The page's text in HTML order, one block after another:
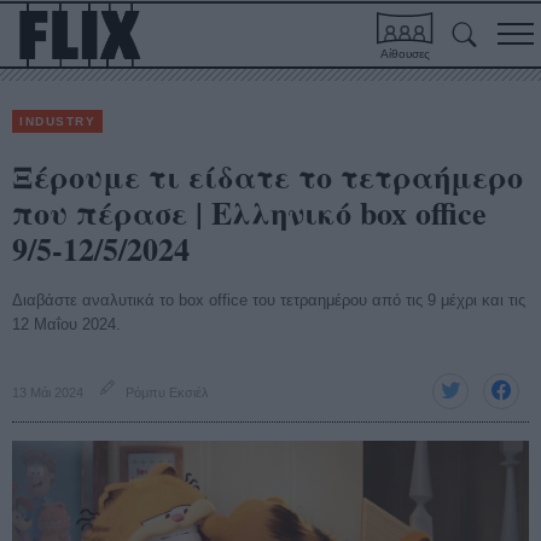
Αίθουσες
INDUSTRY
Ξέρουμε τι είδατε το τετραήμερο
που πέρασε | Ελληνικό box office
9/5-12/5/2024
Διαβάστε αναλυτικά το box office του τετραημέρου από τις 9 μέχρι και τις
12 Μαΐου 2024.
13 Μάι 2024 Ρόμπυ Εκσιέλ